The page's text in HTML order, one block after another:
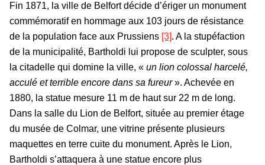
Fin 1871, la ville de Belfort décide d’ériger un monument
commémoratif en hommage aux 103 jours de résistance
de la population face aux Prussiens [3]. A la stupéfaction
de la municipalité, Bartholdi lui propose de sculpter, sous
la citadelle qui domine la ville, « un lion colossal harcelé,
acculé et terrible encore dans sa fureur». Achevée en
1880, la statue mesure 11 m de haut sur 22 m de long.
Dans la salle du Lion de Belfort, située au premier étage
du musée de Colmar, une vitrine présente plusieurs
maquettes en terre cuite du monument. Après le Lion,
Bartholdi s’attaquera à une statue encore plus